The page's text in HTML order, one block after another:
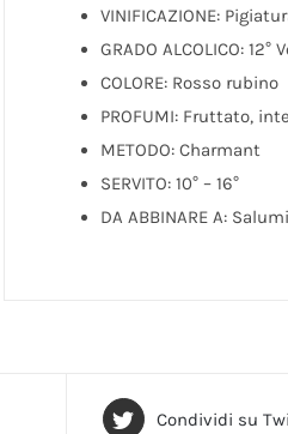
VINIFICAZIONE:
GRADO ALCOLICO: 12°
COLORE: Rosso rubino
PROFUMI: Fruttato,
METODO: Charmant
SERVITO: 10° – 16°
DA ABBINARE A:
Condividi su